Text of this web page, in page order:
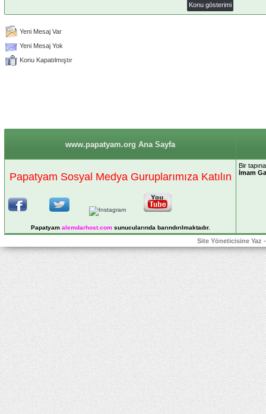
Yeni Mesaj Var
Yeni Mesaj Yok
Konu Kapatılmıştır
www.papatyam.org Ana Sayfa
Papatyam Sosyal Medya Guruplarımıza Katılın
Papatyam alemdarhost.comsunucularında barındırılmaktadır.
Bir
İmam
Site Yöneticisine Yaz